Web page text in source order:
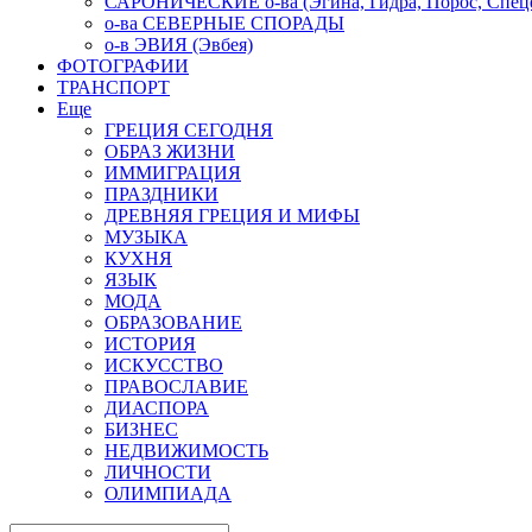
о-ва СЕВЕРНЫЕ СПОРАДЫ
о-в ЭВИЯ (Эвбея)
ФОТОГРАФИИ
ТРАНСПОРТ
Еще
ГРЕЦИЯ СЕГОДНЯ
ОБРАЗ ЖИЗНИ
ИММИГРАЦИЯ
ПРАЗДНИКИ
ДРЕВНЯЯ ГРЕЦИЯ И МИФЫ
МУЗЫКА
КУХНЯ
ЯЗЫК
МОДА
ОБРАЗОВАНИЕ
ИСТОРИЯ
ИСКУССТВО
ПРАВОСЛАВИЕ
ДИАСПОРА
БИЗНЕС
НЕДВИЖИМОСТЬ
ЛИЧНОСТИ
ОЛИМПИАДА